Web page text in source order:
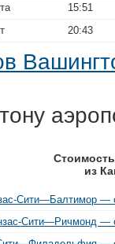
15:51
20:43
из
Сити—Балтимор —
Сити—Ричмонд —